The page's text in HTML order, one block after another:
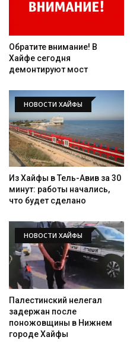
Обратите внимание! В
Хайфе сегодня
демонтируют мост
НОВОСТИ ХАЙФЫ
Из Хайфы в Тель-Авив за 30
минут: работы начались,
что будет сделано
НОВОСТИ ХАЙФЫ
Палестинский нелегал
задержан после
поножовщины в Нижнем
городе Хайфы